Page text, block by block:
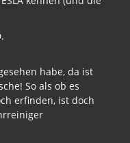
habe, da ist
So als ob es
erfinden, ist doch